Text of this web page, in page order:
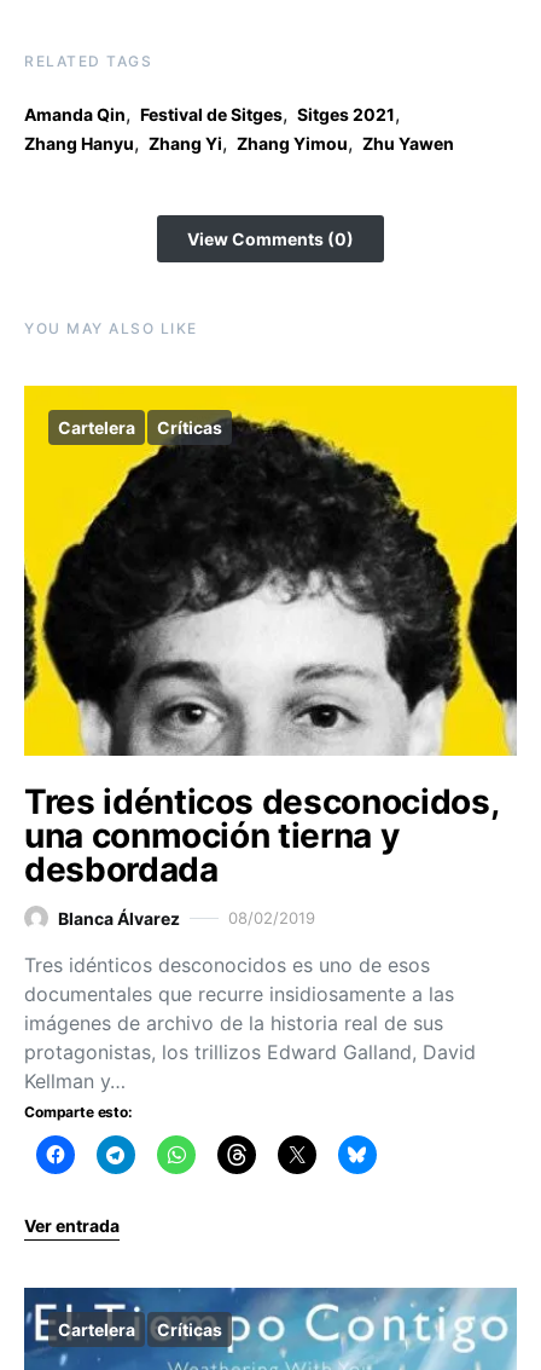
RELATED TAGS
Amanda Qin, Festival de Sitges, Sitges 2021,
Zhang Hanyu, Zhang Yi, Zhang Yimou, Zhu Yawen
View Comments (0)
YOU MAY ALSO LIKE
Cartelera Críticas
Tres idénticos desconocidos ,
una conmoción tierna y
desbordada
Blanca Álvarez 08/02/2019
Tres idénticos desconocidos es uno de esos
documentales que recurre insidiosamente a las
imágenes de archivo de la historia real de sus
protagonistas, los trillizos Edward Galland, David
Kellman y…
Comparte esto:
Ver entrada
Cartelera Críticas